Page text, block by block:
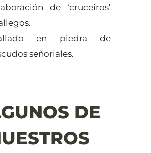
de ‘cruceiros’
en piedra de
señoriales.
DE